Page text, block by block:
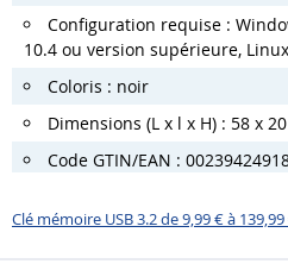
Configuration requise :
10.4 ou version supérieure,
Coloris : noir
Dimensions (L x l x H) : 58 x
Code GTIN/EAN :
Clé mémoire USB 3.2 de 9,99 € à